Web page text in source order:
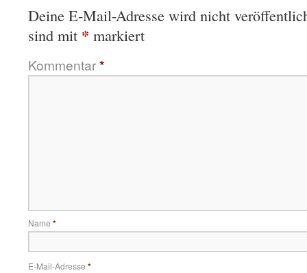
Deine E-Mail-Adresse wird nicht
sind mit * markiert
Kommentar*
Name *
E-Mail-Adresse *